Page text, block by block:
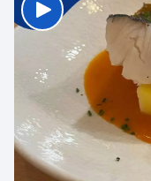
Marora Martín-
de la gente que
que es logran